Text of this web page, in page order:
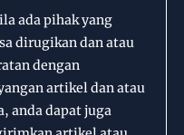
ada pihak yang
dirugikan dan atau
dengan
artikel dan atau
anda dapat juga